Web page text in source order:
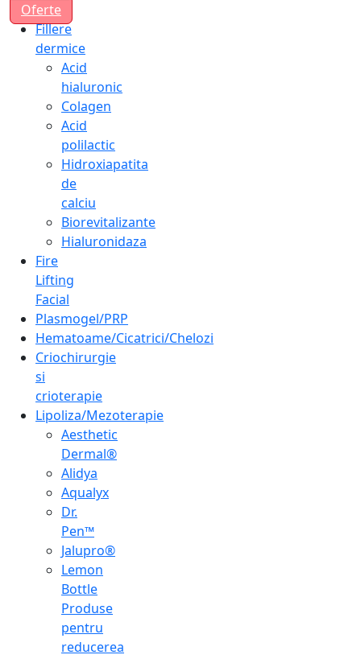
Oferte
Fillere
dermice
Acid
hialuronic
Colagen
Acid
polilactic
Hidroxiapatita
de
calciu
Biorevitalizante
Hialuronidaza
Fire
Lifting
Facial
Plasmogel/PRP
Hematoame/Cicatrici/Chelozi
Criochirurgie
si
crioterapie
Lipoliza/Mezoterapie
Aesthetic
Dermal®
Alidya
Aqualyx
Dr.
Pen™
Jalupro®
Lemon
Bottle
Produse
pentru
reducerea